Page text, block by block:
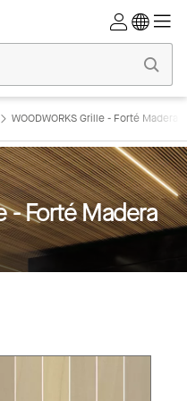
WOODWORKS Grille - Forté Madera
- Forté Madera